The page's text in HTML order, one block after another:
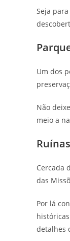
Seja
Um dos
Não
meio a
Cercada
das
Por lá
detalhes